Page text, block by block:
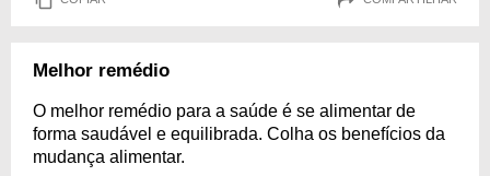
Melhor remédio
O melhor remédio para a saúde é se alimentar de
forma saudável e equilibrada. Colha os benefícios da
mudança alimentar.